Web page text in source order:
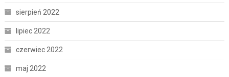
sierpień 2022
lipiec 2022
czerwiec 2022
maj 2022